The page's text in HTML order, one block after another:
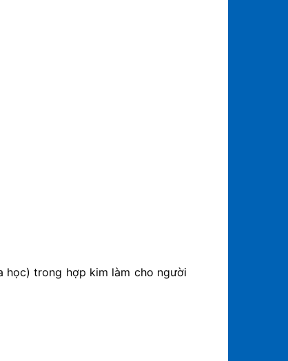
học) trong hợp kim làm cho người